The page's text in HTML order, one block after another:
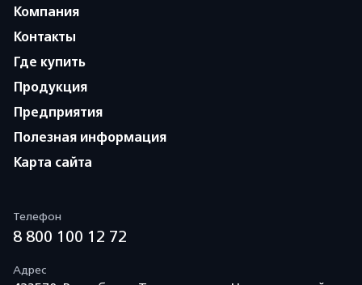
Компания
Контакты
Где купить
Продукция
Предприятия
Полезная информация
Карта сайта
Телефон
8 800 100 12 72
Адрес